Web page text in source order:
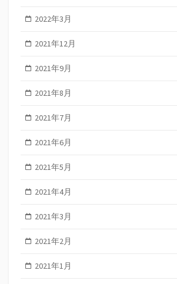
2022年3月
2021年12月
2021年9月
2021年8月
2021年7月
2021年6月
2021年5月
2021年4月
2021年3月
2021年2月
2021年1月